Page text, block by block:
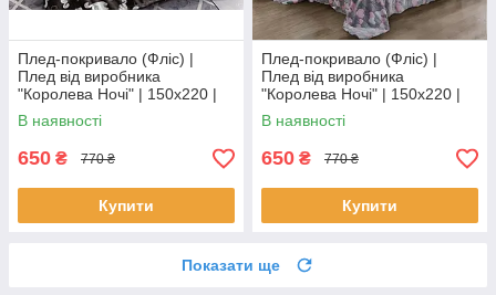
Плед-покривало (Фліс) |
Плед від виробника
"Королева Ночі" | 150х220 |
Коти на коричневому
В наявності
650 ₴ 770 ₴
Купити
Плед-покривало (Фліс) |
Плед від виробника
"Королева Ночі" | 150х220 |
Різнокольорові серця
В наявності
650 ₴ 770 ₴
Купити
Показати ще